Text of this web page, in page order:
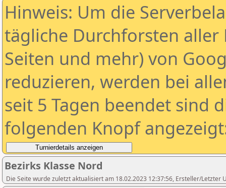
Hinweis: Um die
tägliche Durchforsten aller
Seiten und mehr) von
reduzieren, werden bei
seit 5 Tagen beendet sind
folgenden Knopf
Bezirks Klasse Nord
Die Seite wurde zuletzt aktualisiert am 18.02.2023 12:37:56, Ersteller/Letzter